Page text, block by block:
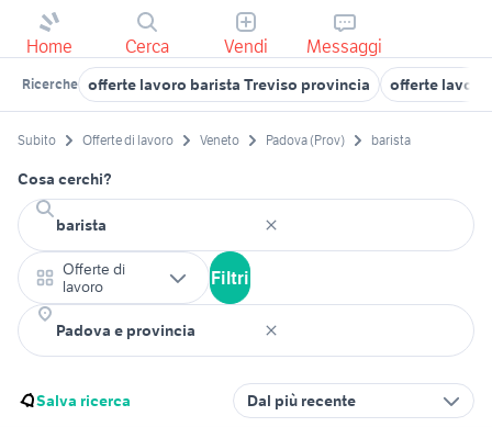
Home Cerca Vendi Messaggi
Ricerche offerte lavoro barista Treviso provincia offerte lavoro
Subito Offerte di lavoro Veneto Padova (Prov) barista
Cosa cerchi?
Offerte di
lavoro
Filtri
Salva ricerca Dal più recente